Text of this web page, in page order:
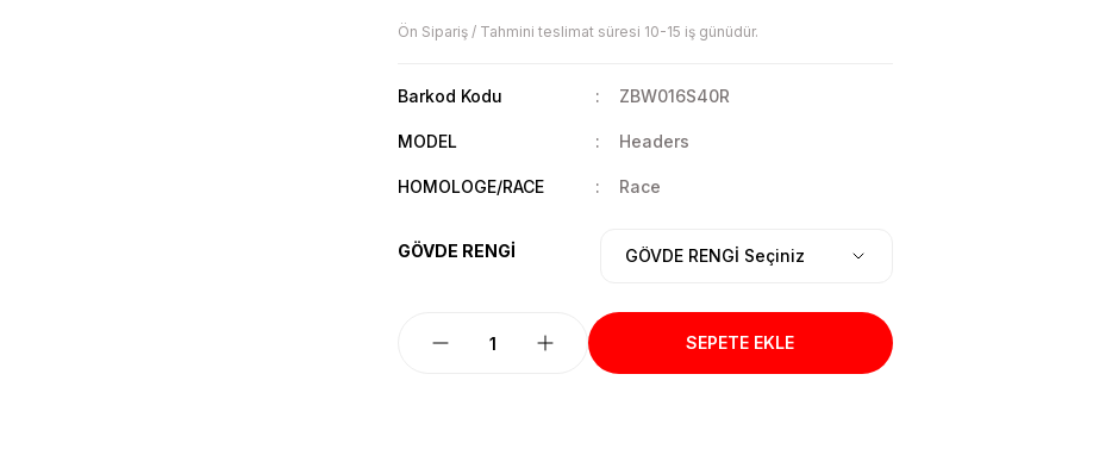
Ön Sipariş / Tahmini teslimat süresi 10-15 iş günüdür.
Barkod Kodu ZBW016S40R
MODEL Headers
HOMOLOGE/RACE Race
GÖVDE RENGİ
SEPETE EKLE